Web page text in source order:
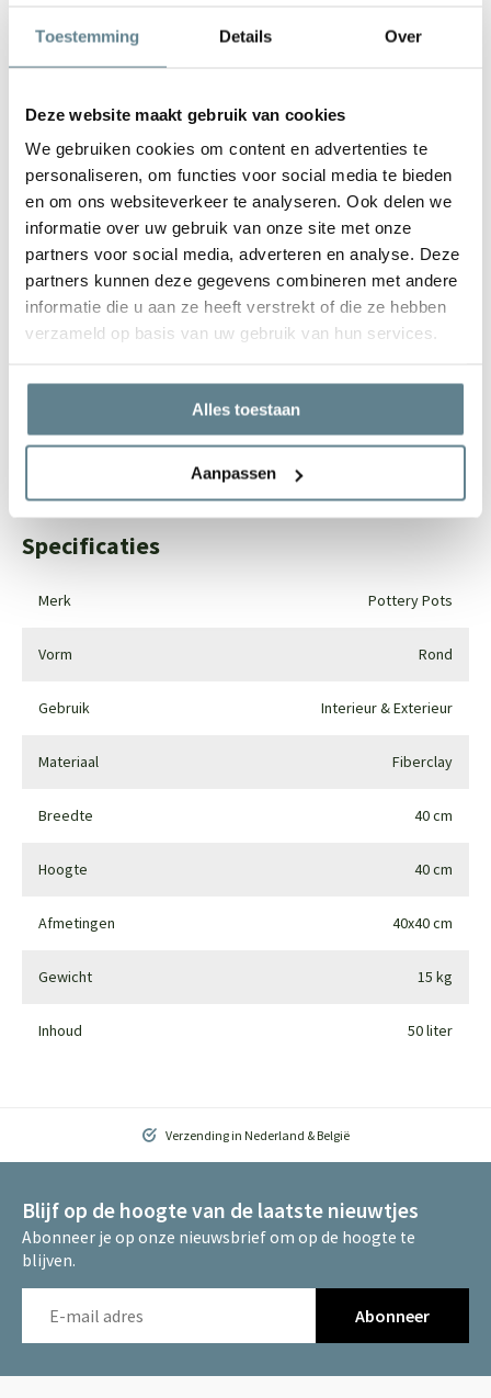
Toestemming Details Over
Deze website maakt gebruik van cookies
We gebruiken cookies om content en advertenties te
personaliseren, om functies voor social media te bieden
en om ons websiteverkeer te analyseren. Ook delen we
informatie over uw gebruik van onze site met onze
partners voor social media, adverteren en analyse. Deze
partners kunnen deze gegevens combineren met andere
informatie die u aan ze heeft verstrekt of die ze hebben
verzameld op basis van uw gebruik van hun services.
Alles toestaan
Aanpassen
vies geworden kun je deze het best schoonmaken met een zachte
borstel of doek en met lauw water. Gebruik
We staan voor je klaar
Wil je advies of heb je een vraag? Neem contact op met ons
Start chat
info@polyesterplantenbakken.nl
Whatsapp0344-228104
Specificaties
Merk Pottery Pots
Vorm Rond
Gebruik Interieur & Exterieur
Materiaal Fiberclay
Breedte 40 cm
Hoogte 40 cm
Afmetingen 40x40 cm
Gewicht 15 kg
Inhoud 50 liter
Verzending in Nederland & België
Blijf op de hoogte van de laatste nieuwtjes
Abonneer je op onze nieuwsbrief om op de hoogte te
blijven.
Abonneer